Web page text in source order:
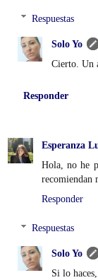
Respuestas
Solo Yo
Cierto. Un
Responder
Esperanza
Hola, no he
recomiendan
Responder
Respuestas
Solo Yo
Si lo